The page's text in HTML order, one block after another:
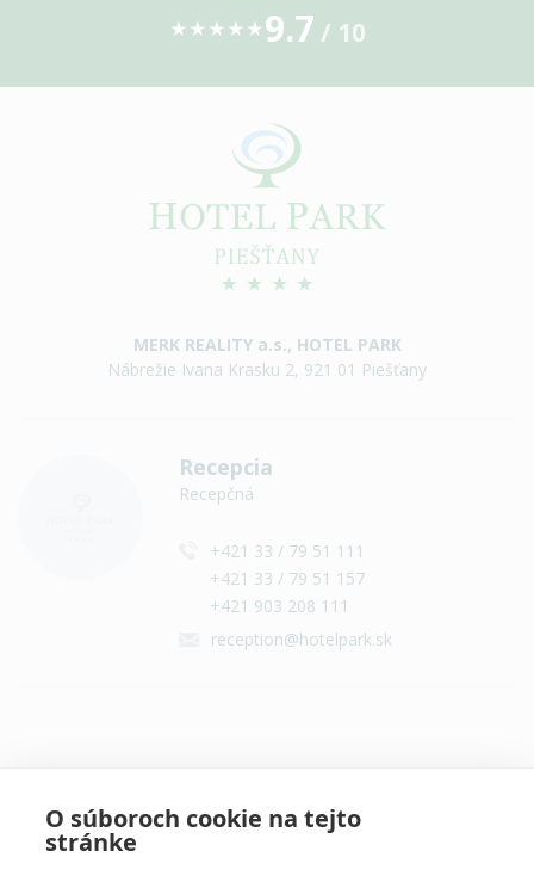
★ ★ ★ ★ ★ 9.7 / 10
MERK REALITY a.s., HOTEL PARK
Nábrežie Ivana Krasku 2, 921 01 Piešťany
Recepcia
Recepčná
+421 33 / 79 51 111
+421 33 / 79 51 157
+421 903 208 111
reception@hotelpark.sk
O súboroch cookie na tejto
stránke